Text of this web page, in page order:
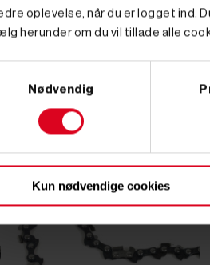
oplevelse, når du er logget ind.
herunder om du vil tillade alle
Nødvendig
Kun nødvendige cookies
Varenr. 8004465
240,00 krGO' PRIS
inkl. moms
Kæde - 18" - til motorsav/kædesav